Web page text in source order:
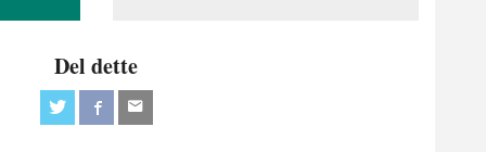
Del dette